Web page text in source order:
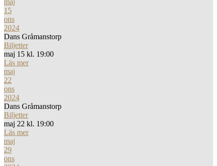
maj
15
ons
2024
Dans Gråmanstorp
Biljetter
maj 15 kl. 19:00
Läs mer
maj
22
ons
2024
Dans Gråmanstorp
Biljetter
maj 22 kl. 19:00
Läs mer
maj
29
ons